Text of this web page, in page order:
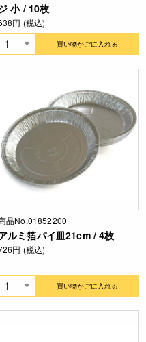
小 / 10枚
円 (税込)
買い物かごに入れる
品No.01852200
ルミ箔パイ皿21cm / 4枚
円 (税込)
買い物かごに入れる